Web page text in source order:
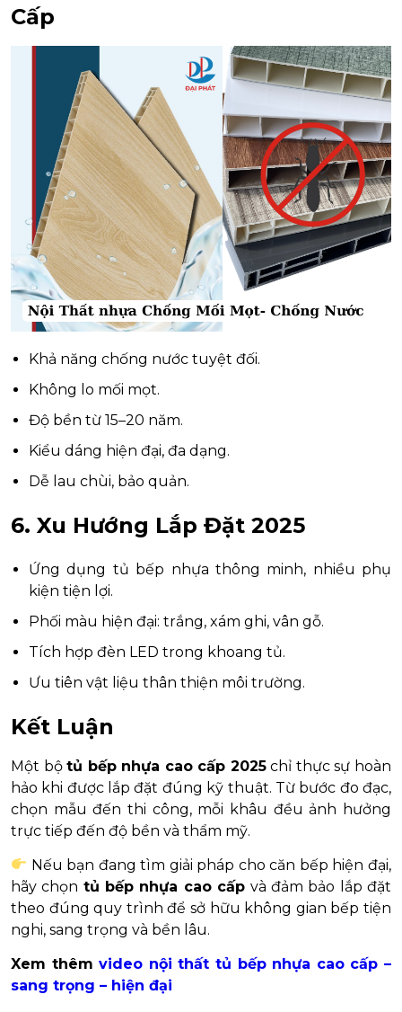
Cấp
Khả năng chống nước tuyệt đối.
Không lo mối mọt.
Độ bền từ 15–20 năm.
Kiểu dáng hiện đại, đa dạng.
Dễ lau chùi, bảo quản.
6. Xu Hướng Lắp Đặt 2025
Ứng dụng tủ bếp nhựa thông minh, nhiều phụ
kiện tiện lợi.
Phối màu hiện đại: trắng, xám ghi, vân gỗ.
Tích hợp đèn LED trong khoang tủ.
Ưu tiên vật liệu thân thiện môi trường.
Kết Luận
Một bộtủ bếp nhựa cao cấp 2025chỉ thực sự hoàn
hảo khi được lắp đặt đúng kỹ thuật. Từ bước đo đạc,
chọn mẫu đến thi công, mỗi khâu đều ảnh hưởng
trực tiếp đến độ bền và thẩm mỹ.
Nếu bạn đang tìm giải pháp cho căn bếp hiện đại,
hãy chọn tủ bếp nhựa cao cấp và đảm bảo lắp đặt
theo đúng quy trình để sở hữu không gian bếp tiện
nghi, sang trọng và bền lâu.
Xem thêmvideo nội thất tủ bếp nhựa cao cấp –
sang trọng – hiện đại